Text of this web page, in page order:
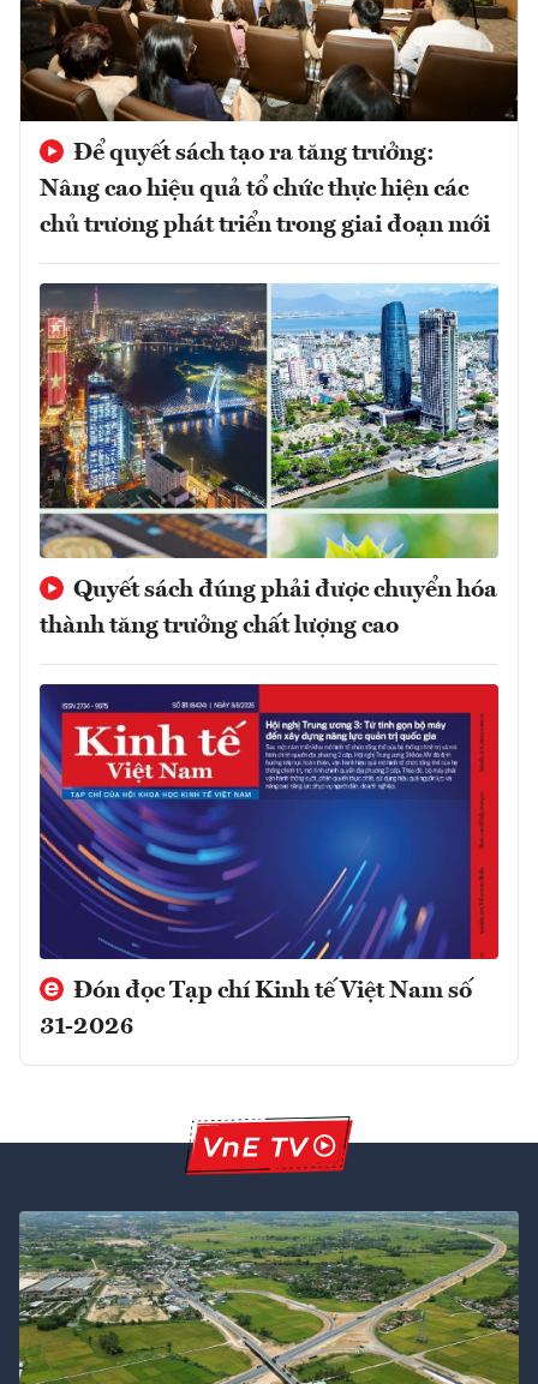
Để quyết sách tạo ra tăng trưởng:
Nâng cao hiệu quả tổ chức thực hiện các
chủ trương phát triển trong giai đoạn mới
Quyết sách đúng phải được chuyển hóa
thành tăng trưởng chất lượng cao
Đón đọc Tạp chí Kinh tế Việt Nam số
31-2026